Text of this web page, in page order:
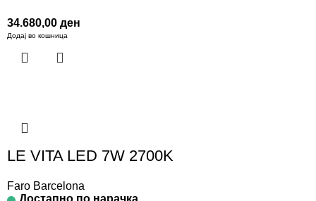
34.680,00 ден
Додај во кошница
LE VITA LED 7W 2700K
Faro Barcelona